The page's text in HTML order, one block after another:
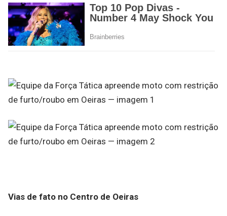
Vias de fato no Centro de Oeiras